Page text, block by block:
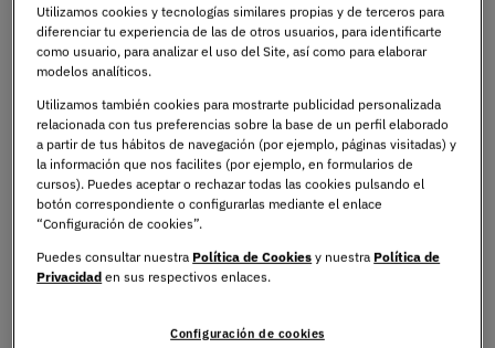
folleto ni ninguna web puede transmitirte del todo: cómo
se vive realmente el día a día en ese centro. Por eso
existen las jornadas de puertas abiertas. Porque no
instalaciones; necesitas estar allí, ver el ambiente, hacer
preguntas, escuchar a quienes ya forman parte de esa
comunidad.
Este tipo de encuentros están pensados para eso: para
resolver dudas, conocer al profesorado, hablar con
estudiantes y tener una idea clara de cómo sería
impresión bastante realista del centro, más allá de lo que
Utilizamos cookies y tecnologías similares propias y de terceros para
diferenciar tu experiencia de las de otros usuarios, para identificarte
como usuario, para analizar el uso del Site, así como para elaborar
modelos analíticos.
Utilizamos también cookies para mostrarte publicidad personalizada
relacionada con tus preferencias sobre la base de un perfil elaborado
a partir de tus hábitos de navegación (por ejemplo, páginas visitadas) y
la información que nos facilites (por ejemplo, en formularios de
cursos). Puedes aceptar o rechazar todas las cookies pulsando el
botón correspondiente o configurarlas mediante el enlace
“Configuración de cookies”.
Puedes consultar nuestra Política de Cookies y nuestra Política de
Privacidad en sus respectivos enlaces.
Configuración de cookies